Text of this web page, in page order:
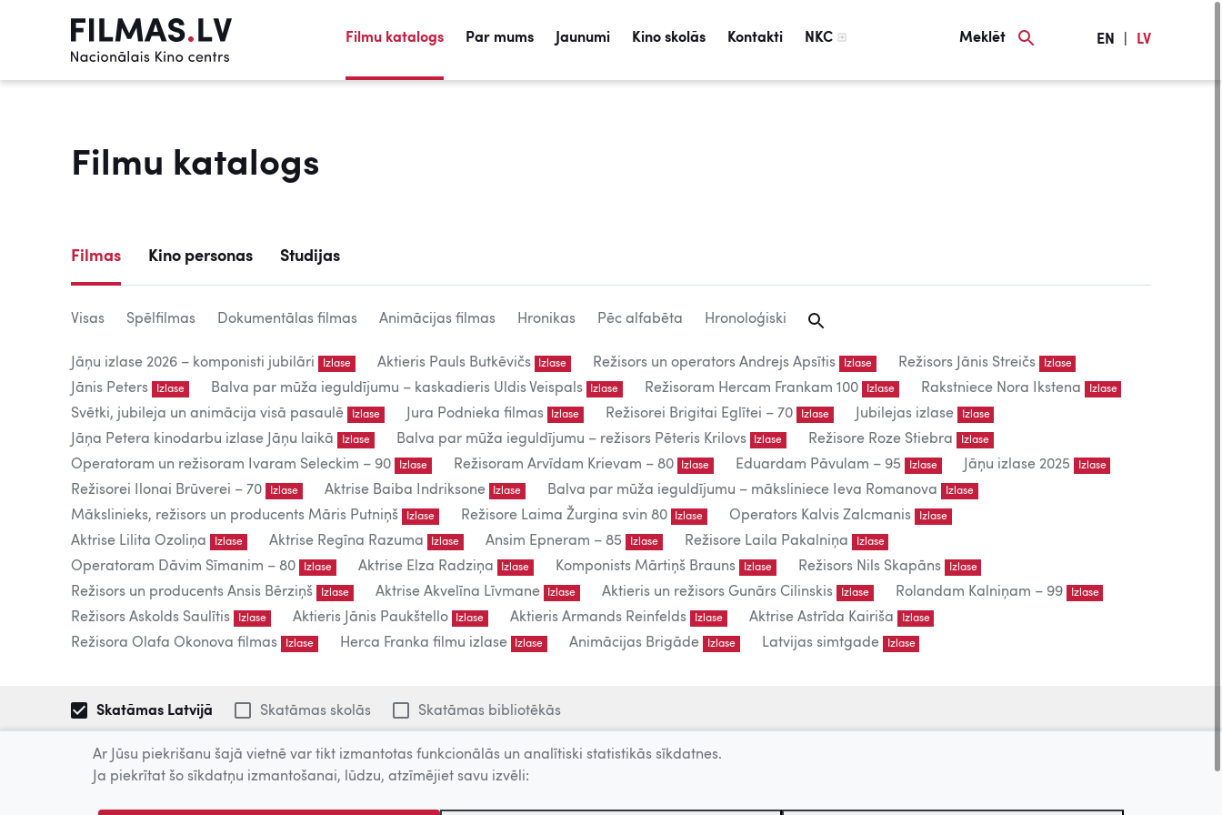
Filmu katalogs Par mums Jaunumi Kino skolās Kontakti NKC Meklēt EN LV
Filmu katalogs
Filmas Kino personas Studijas
Visas Spēlfilmas Dokumentālas filmas Animācijas filmas Hronikas Pēc alfabēta Hronoloģiski
Jāņu izlase 2026 – komponisti jubilāri Izlase Aktieris Pauls Butkēvičs Izlase Režisors un operators Andrejs Apsītis Izlase Režisors Jānis Streičs Izlase
Jānis Peters Izlase Balva par mūža ieguldījumu – kaskadieris Uldis Veispals Izlase Režisoram Hercam Frankam 100 Izlase Rakstniece Nora Ikstena Izlase
Svētki, jubileja un animācija visā pasaulē Izlase Jura Podnieka filmas Izlase Režisorei Brigitai Eglītei – 70 Izlase Jubilejas izlase Izlase
Jāņa Petera kinodarbu izlase Jāņu laikā Izlase Balva par mūža ieguldījumu – režisors Pēteris Krilovs Izlase Režisore Roze Stiebra Izlase
Operatoram un režisoram Ivaram Seleckim – 90 Izlase Režisoram Arvīdam Krievam – 80 Izlase Eduardam Pāvulam – 95 Izlase Jāņu izlase 2025 Izlase
Režisorei Ilonai Brūverei – 70 Izlase Aktrise Baiba Indriksone Izlase Balva par mūža ieguldījumu – māksliniece Ieva Romanova Izlase
Mākslinieks, režisors un producents Māris Putniņš Izlase Režisore Laima Žurgina svin 80 Izlase Operators Kalvis Zalcmanis Izlase
Aktrise Lilita Ozoliņa Izlase Aktrise Regīna Razuma Izlase Ansim Epneram – 85 Izlase Režisore Laila Pakalniņa Izlase
Operatoram Dāvim Sīmanim – 80 Izlase Aktrise Elza Radziņa Izlase Komponists Mārtiņš Brauns Izlase Režisors Nils Skapāns Izlase
Režisors un producents Ansis Bērziņš Izlase Aktrise Akvelīna Līvmane Izlase Aktieris un režisors Gunārs Cilinskis Izlase Rolandam Kalniņam – 99 Izlase
Režisors Askolds Saulītis Izlase Aktieris Jānis Paukštello Izlase Aktieris Armands Reinfelds Izlase Aktrise Astrīda Kairiša Izlase
Režisora Olafa Okonova filmas Izlase Herca Franka filmu izlase Izlase Animācijas Brigāde Izlase Latvijas simtgade Izlase
Skatāmas Latvijā Skatāmas skolās Skatāmas bibliotēkās
1 filma
Tiešsaistē publicētās filmas paredzētas tikai individuālai lietošanai.
Ar Jūsu piekrišanu šajā vietnē var tikt izmantotas funkcionālās un analītiski statistikās sīkdatnes.
Ja piekrītat šo sīkdatņu izmantošanai, lūdzu, atzīmējiet savu izvēli: